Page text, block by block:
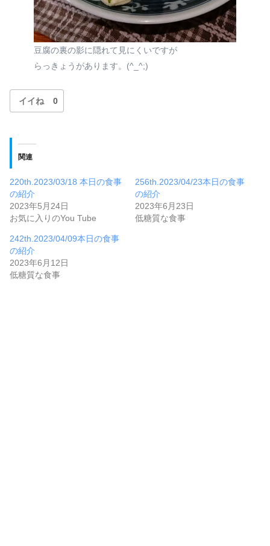
豆腐の裏の影に隠れて見にくいですが
らっきょうがあります。(^_^;)
イイね 0
関連
220th.2023/03/18 本日の食事
の紹介
2023年5月24日
お気に入りのYou Tube
256th.2023/04/23本日の食事
の紹介
2023年6月23日
低糖質な食事
242th.2023/04/09本日の食事
の紹介
2023年6月12日
低糖質な食事